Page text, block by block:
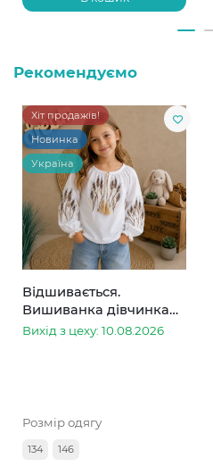
Рекомендуємо
Хіт продажів!
Новинка
Україна
Відшивається.
Вишиванка дівчинка
колоски
Вихід з цеху: 10.08.2026
Розмір одягу
134 146